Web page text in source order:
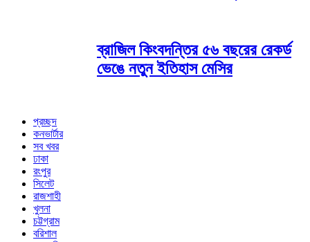
ব্রাজিল কিংবদন্তির ৫৬ বছরের রেকর্ড
ভেঙে নতুন ইতিহাস মেসির
প্রচ্ছদ
কনভার্টার
সব খবর
ঢাকা
রংপুর
সিলেট
রাজশাহী
খুলনা
চট্টগ্রাম
বরিশাল